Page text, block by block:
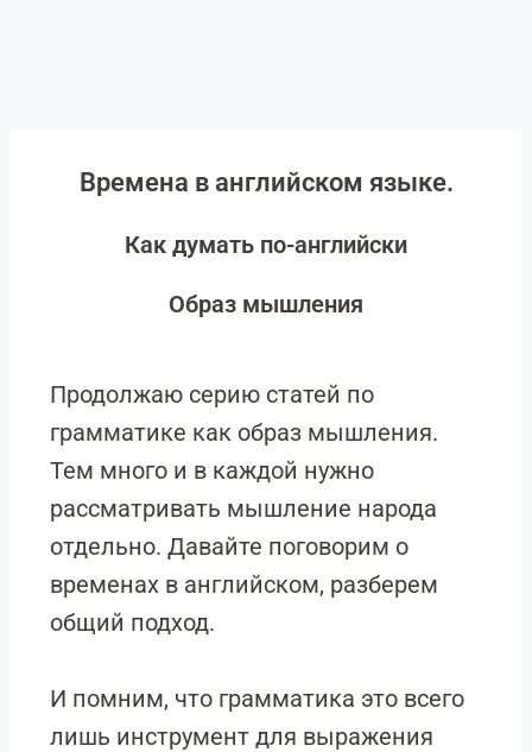
Времена в английском языке.
Как думать по-английски
Образ мышления
Продолжаю серию статей по
грамматике как образ мышления.
Тем много и в каждой нужно
рассматривать мышление народа
отдельно. Давайте поговорим о
временах в английском, разберем
общий подход.
И помним, что грамматика это всего
лишь инструмент для выражения